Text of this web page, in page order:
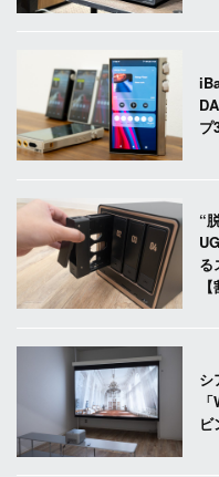
プ
“
る
シ
ビ